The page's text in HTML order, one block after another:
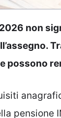
non
possono
pensione